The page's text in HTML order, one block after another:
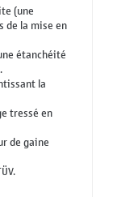
(une
de la mise en
étanchéité
la
tressé en
de gaine